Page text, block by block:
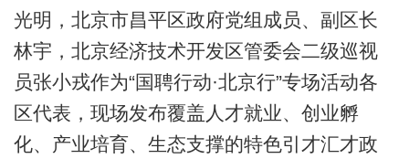
光明，北京市昌平区政府党组成员、副区长
林宇，北京经济技术开发区管委会二级巡视
员张小戎作为“国聘行动·北京行”专场活动各
区代表，现场发布覆盖人才就业、创业孵
化、产业培育、生态支撑的特色引才汇才政